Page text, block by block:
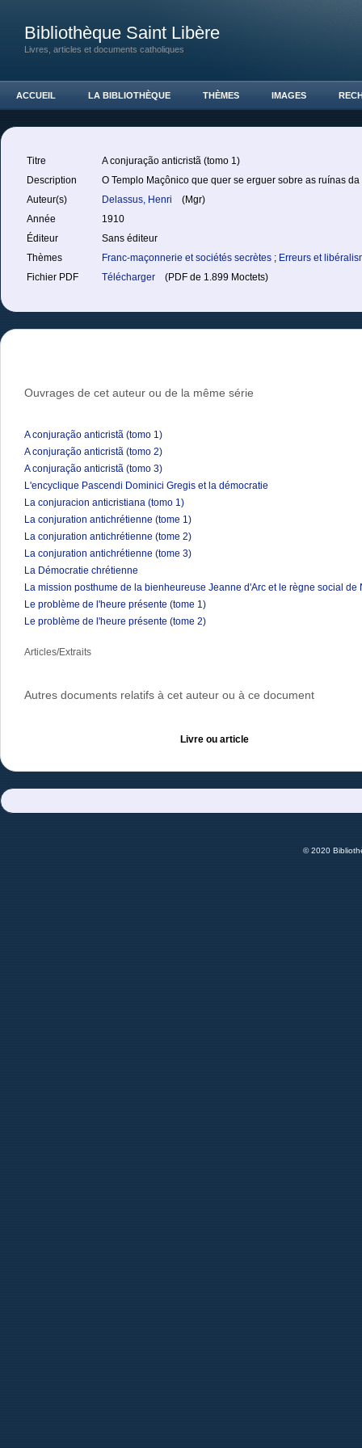
Bibliothèque Saint Libère
Livres, articles et documents catholiques
ACCUEIL LA BIBLIOTHÈQUE THÈMES IMAGES
Titre
A conjuração anticristã (tomo 1)
Description
O Templo Maçônico que quer se erguer sobre as ruínas
Auteur(s)
Delassus, Henri
(Mgr)
Année
1910
Éditeur
Sans éditeur
Thèmes
Franc-maçonnerie et sociétés secrètes ; Erreurs et
Fichier PDF
Télécharger (PDF de 1.899 Moctets)
Ouvrages de cet auteur ou de la même série
A conjuração anticristã (tomo 1)
A conjuração anticristã (tomo 2)
A conjuração anticristã (tomo 3)
L'encyclique Pascendi Dominici Gregis et la démocratie
La conjuracion anticristiana (tomo 1)
La conjuration antichrétienne (tome 1)
La conjuration antichrétienne (tome 2)
La conjuration antichrétienne (tome 3)
La Démocratie chrétienne
La mission posthume de la bienheureuse Jeanne d'Arc et le règne social
Le problème de l'heure présente (tome 1)
Le problème de l'heure présente (tome 2)
Articles/Extraits
Autres documents relatifs à cet auteur ou à ce document
Livre ou article
© 2020